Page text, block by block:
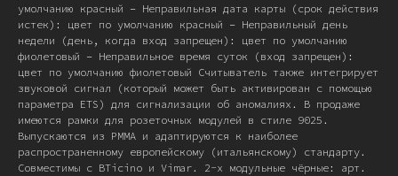
умолчанию красный – Неправильная дата карты (срок действия
истек): цвет по умолчанию красный – Неправильный день
недели (день, когда вход запрещен): цвет по умолчанию
фиолетовый – Неправильное время суток (вход запрещен):
цвет по умолчанию фиолетовый Считыватель также интегрирует
звуковой сигнал (который может быть активирован с помощью
параметра ETS) для сигнализации об аномалиях. В продаже
имеются рамки для розеточных модулей в стиле 9025.
Выпускаются из PММА и адаптируются к наиболее
распространенному европейскому (итальянскому) стандарту.
Совместимы с BTicino и Vimar. 2-х модульные чёрные: арт.